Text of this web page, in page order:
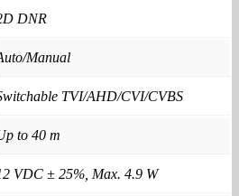
DNR
Manual
TVI/AHD/CVI/CVBS
to 40 m
VDC ± 25%, Max. 4.9 W